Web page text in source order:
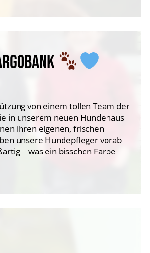
von einem tollen Team der
in unserem neuen Hundehaus
ihren eigenen, frischen
unsere Hundepfleger vorab
– was ein bisschen Farbe